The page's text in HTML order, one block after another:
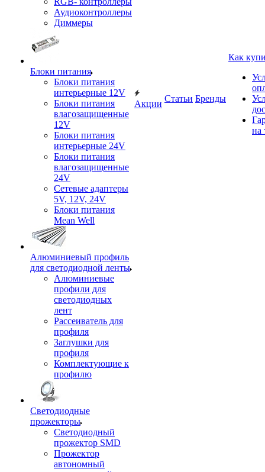
Аудиоконтроллеры
Диммеры
Блоки питания
Блоки питания
интерьерные 12V
Блоки питания
влагозащищенные
12V
Блоки питания
интерьерные 24V
Блоки питания
влагозащищенные
24V
Сетевые адаптеры
5V, 12V, 24V
Блоки питания
Mean Well
Алюминиевый профиль
для светодиодной ленты
Алюминиевые
профили для
светодиодных
лент
Рассеиватель для
профиля
Заглушки для
профиля
Комплектующие к
профилю
Светодиодные
прожекторы
Светодиодный
прожектор SMD
Прожектор
автономный
Акции
Статьи Бренды
Как
на